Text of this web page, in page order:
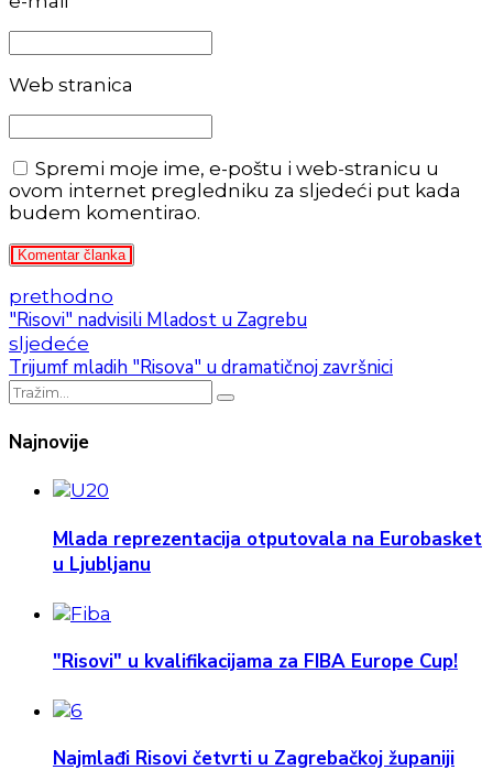
Web stranica
Spremi moje ime, e-poštu i web-stranicu u
ovom internet pregledniku za sljedeći put kada
budem komentirao.
Komentar članka
prethodno
"Risovi" nadvisili Mladost u Zagrebu
sljedeće
Trijumf mladih "Risova" u dramatičnoj završnici
Najnovije
Mlada reprezentacija otputovala na Eurobasket
u Ljubljanu
"Risovi" u kvalifikacijama za FIBA Europe Cup!
Najmlađi Risovi četvrti u Zagrebačkoj županiji